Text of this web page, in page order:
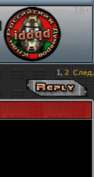
18+
1,2 След.